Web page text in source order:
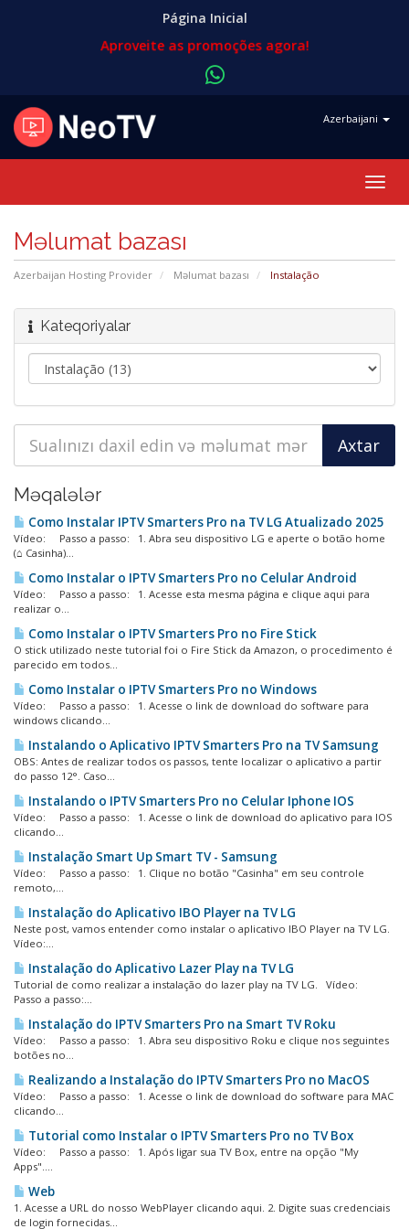
Página Inicial
Aproveite as promoções agora!
Azerbaijani
keçid
Məlumat bazası
Azerbaijan Hosting Provider Məlumat bazası Instalação
Kateqoriyalar
Məqalələr
Como Instalar IPTV Smarters Pro na TV LG Atualizado 2025
Vídeo: Passo a passo: 1. Abra seu dispositivo LG e aperte o botão home
(⌂ Casinha)...
Como Instalar o IPTV Smarters Pro no Celular Android
Vídeo: Passo a passo: 1. Acesse esta mesma página e clique aqui para
realizar o...
Como Instalar o IPTV Smarters Pro no Fire Stick
O stick utilizado neste tutorial foi o Fire Stick da Amazon, o procedimento é
parecido em todos...
Como Instalar o IPTV Smarters Pro no Windows
Vídeo: Passo a passo: 1. Acesse o link de download do software para
windows clicando...
Instalando o Aplicativo IPTV Smarters Pro na TV Samsung
OBS: Antes de realizar todos os passos, tente localizar o aplicativo a partir
do passo 12°. Caso...
Instalando o IPTV Smarters Pro no Celular Iphone IOS
Vídeo: Passo a passo: 1. Acesse o link de download do aplicativo para IOS
clicando...
Instalação Smart Up Smart TV - Samsung
Vídeo: Passo a passo: 1. Clique no botão "Casinha" em seu controle
remoto,...
Instalação do Aplicativo IBO Player na TV LG
Neste post, vamos entender como instalar o aplicativo IBO Player na TV LG.
Vídeo:...
Instalação do Aplicativo Lazer Play na TV LG
Tutorial de como realizar a instalação do lazer play na TV LG. Vídeo:
Passo a passo:...
Instalação do IPTV Smarters Pro na Smart TV Roku
Vídeo: Passo a passo: 1. Abra seu dispositivo Roku e clique nos seguintes
botões no...
Realizando a Instalação do IPTV Smarters Pro no MacOS
Vídeo: Passo a passo: 1. Acesse o link de download do software para MAC
clicando...
Tutorial como Instalar o IPTV Smarters Pro no TV Box
Vídeo: Passo a passo: 1. Após ligar sua TV Box, entre na opção "My
Apps"....
Web
1. Acesse a URL do nosso WebPlayer clicando aqui. 2. Digite suas credenciais
de login fornecidas...